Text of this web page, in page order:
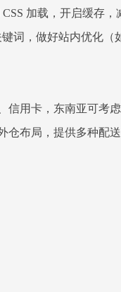
加载，开启缓存
词，做好站内优化
用卡，东南亚可考
布局，提供多种配